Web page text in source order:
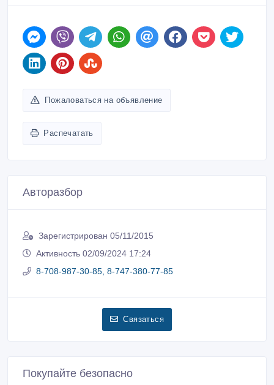
Пожаловаться на объявление
Распечатать
Авторазбор
Зарегистрирован 05/11/2015
Активность 02/09/2024 17:24
8-708-987-30-85, 8-747-380-77-85
Связаться
Покупайте безопасно